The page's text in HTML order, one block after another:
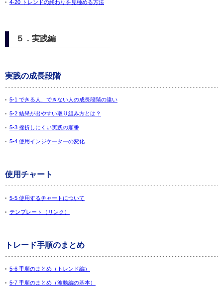
4-20 トレンドの終わりを見極める方法
５．実践編
実践の成長段階
5-1 できる人、できない人の成長段階の違い
5-2 結果が出やすい取り組み方とは？
5-3 挫折しにくい実践の順番
5-4 使用インジケーターの変化
使用チャート
5-5 使用するチャートについて
テンプレート（リンク）
トレード手順のまとめ
5-6 手順のまとめ（トレンド編）
5-7 手順のまとめ（波動編の基本）